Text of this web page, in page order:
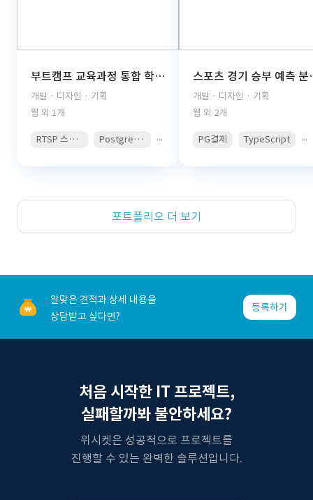
부트캠프 교육과정 통합 학습관리 플랫폼(React, TypeScript, FastAPI, PostgreSQL, AWS S3, JWT Auth, PDF Viewer)
개발 · 디자인 · 기획
웹 외 1개
RTSP 스트리밍 PostgreSQL ...
스포츠 경기 승부 예
개발 · 디자인 · 기획
웹 외 2개
PG결제 TypeScript ...
포트폴리오 더 보기
알맞은 견적과 상세 내용을
상담받고 싶다면?
등록하기
처음 시작한 IT 프로젝트,
실패할까봐 불안하세요?
위시켓은 성공적으로 프로젝트를
진행할 수 있는 완벽한 솔루션입니다.